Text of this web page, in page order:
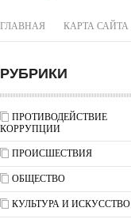
ГЛАВНАЯ КАРТА САЙТА
РУБРИКИ
ПРОТИВОДЕЙСТВИЕ
КОРРУПЦИИ
ПРОИСШЕСТВИЯ
ОБЩЕСТВО
КУЛЬТУРА И ИСКУССТВО